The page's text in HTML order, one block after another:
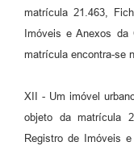
matrícula 21.463,
Imóveis e Anexos da
matrícula encontra-se
XII - Um imóvel
objeto da matrícula
Registro de Imóveis